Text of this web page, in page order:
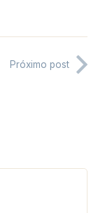
Próximo post